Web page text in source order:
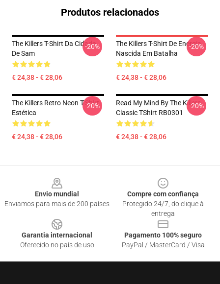
Produtos relacionados
The Killers T-Shirt Da Cidade
De Sam
€ 24,38 - € 28,06
-20%
The Killers T-Shirt De Energia
Nascida Em Batalha
€ 24,38 - € 28,06
-20%
The Killers Retro Neon T-Shirt
Estética
€ 24,38 - € 28,06
-20%
Read My Mind By The Killers
Classic TShirt RB0301
€ 24,38 - € 28,06
-20%
Envio mundial
Enviamos para mais de 200 países
Compre com confiança
Protegido 24/7, do clique à
entrega
Garantia internacional
Oferecido no país de uso
Pagamento 100% seguro
PayPal / MasterCard / Visa